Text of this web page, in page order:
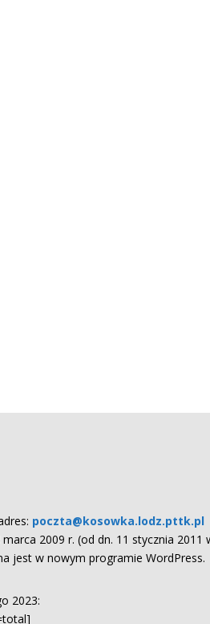
poczta@kosowka.lodz.pttk.pl
2009 r. (od dn. 11 stycznia 2011
jest w nowym programie WordPress.
2023: